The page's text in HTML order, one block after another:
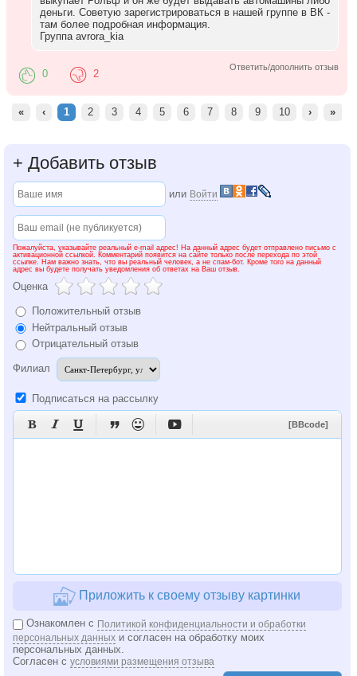
деньги. Советую зарегистрироваться в нашей группе в ВК -
там более подробная информация.
Группа avrora_kia
Ответить/дополнить отзыв
0 2
« ‹ 1 2 3 4 5 6 7 8 9 10 › »
+ Добавить отзыв
или Войти
Пожалуйста, указывайте реальный e-mail адрес! На данный адрес будет отправлено письмо с
активационной ссылкой. Комментарий появится на сайте только после перехода по этой
ссылке. Нам важно знать, что вы реальный человек, а не спам-бот. Кроме того на данный
адрес вы будете получать уведомления об ответах на Ваш отзыв.
Оценка
Положительный отзыв
Нейтральный отзыв
Отрицательный отзыв
Филиал
Подписаться на рассылку
      [BBcode]
Приложить к своему отзыву картинки
Ознакомлен с Политикой конфиденциальности и обработки
персональных данных и согласен на обработку моих
персональных данных.
Согласен с условиями размещения отзыва